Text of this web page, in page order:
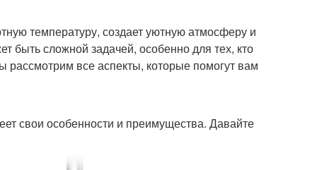
температуру, создает уютную атмосферу и
быть сложной задачей, особенно для тех, кто
рассмотрим все аспекты, которые помогут вам
свои особенности и преимущества. Давайте